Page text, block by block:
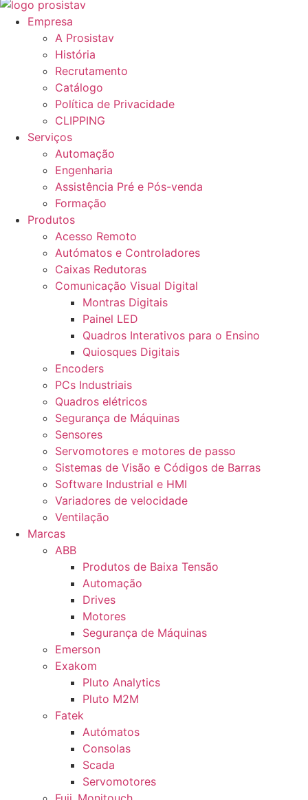
Empresa
A Prosistav
História
Recrutamento
Catálogo
Política de Privacidade
CLIPPING
Serviços
Automação
Engenharia
Assistência Pré e Pós-venda
Formação
Produtos
Acesso Remoto
Autómatos e Controladores
Caixas Redutoras
Comunicação Visual Digital
Montras Digitais
Painel LED
Quadros Interativos para o Ensino
Quiosques Digitais
Encoders
PCs Industriais
Quadros elétricos
Segurança de Máquinas
Sensores
Servomotores e motores de passo
Sistemas de Visão e Códigos de Barras
Software Industrial e HMI
Variadores de velocidade
Ventilação
Marcas
ABB
Produtos de Baixa Tensão
Automação
Drives
Motores
Segurança de Máquinas
Emerson
Exakom
Pluto Analytics
Pluto M2M
Fatek
Autómatos
Consolas
Scada
Servomotores